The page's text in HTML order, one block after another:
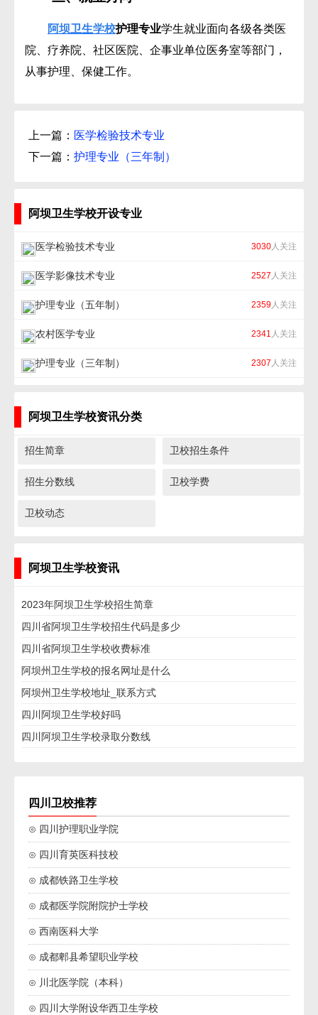
阿坝卫生学校护理专业学生就业面向各级各类医
院、疗养院、社区医院、企事业单位医务室等部门，
从事护理、保健工作。
上一篇： 医学检验技术专业
下一篇： 护理专业（三年制）
阿坝卫生学校开设专业
医学检验技术专业 3030人关注
医学影像技术专业 2527 人关注
护理专业（五年制） 2359人关注
农村医学专业 2341 人关注
护理专业（三年制） 2307 人关注
阿坝卫生学校资讯分类
招生简章 卫校招生条件
招生分数线 卫校学费
卫校动态
阿坝卫生学校资讯
2023年阿坝卫生学校招生简章
四川省阿坝卫生学校招生代码是多少
四川省阿坝卫生学校收费标准
阿坝州卫生学校的报名网址是什么
阿坝州卫生学校地址_联系方式
四川阿坝卫生学校好吗
四川阿坝卫生学校录取分数线
四川卫校推荐
⊙ 四川护理职业学院
⊙ 四川育英医科技校
⊙ 成都铁路卫生学校
⊙ 成都医学院附院护士学校
⊙ 西南医科大学
⊙ 成都郫县希望职业学校
⊙ 川北医学院（本科）
⊙ 四川大学附设华西卫生学校